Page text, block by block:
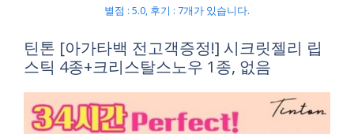
별점 : 5.0, 후기 : 7개가 있습니다.
틴톤 [아가타백 전고객증정!] 시크릿젤리 립
스틱 4종+크리스탈스노우 1종, 없음